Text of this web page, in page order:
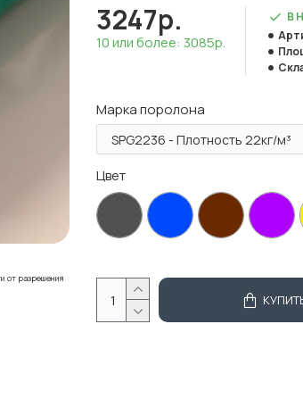
от разрешения
3247р.
10 или более: 3085р.
В
Марка поролона
Цвет